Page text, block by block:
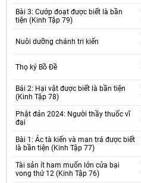
Bài 3: Cướp đoạt được biết là bần
tiện (Kinh Tập 79)
Nuôi dưỡng chánh tri kiến
Thọ ký Bồ Đề
Bái 2: Hại vật được biết là bần tiện
(Kinh Tập 78)
Phật đản 2024: Người thầy thuốc vĩ
đại
Bài 1: Ác tà kiến và man trá được biết
là bần tiện (Kinh Tập 77)
Tài sản ít ham muốn lớn cửa bại
vong thứ 12 (Kinh Tập 76)